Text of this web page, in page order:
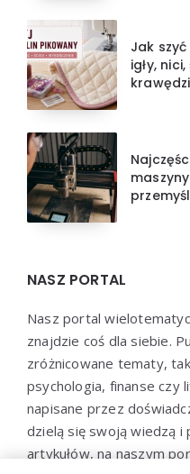
Jak
igły,
krawędzi
NASZ PORTAL
Nasz portal
znajdzie coś dla siebie.
zróżnicowane tematy,
psychologia, finanse czy
napisane przez
dzielą się swoją wiedzą i
artykułów, na naszym